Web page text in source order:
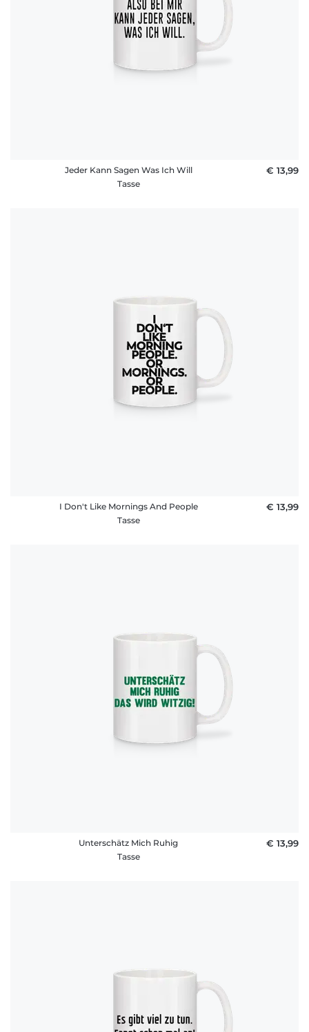
Jeder Kann Sagen Was Ich Will
Tasse
€ 13,99
I Don't Like Mornings And People
Tasse
€ 13,99
Unterschätz Mich Ruhig
Tasse
€ 13,99